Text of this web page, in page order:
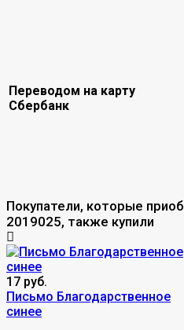
Переводом на карту
Сбербанк
Покупатели, которые
2019025, также купили
17 руб.
Письмо Благодарственное
синее